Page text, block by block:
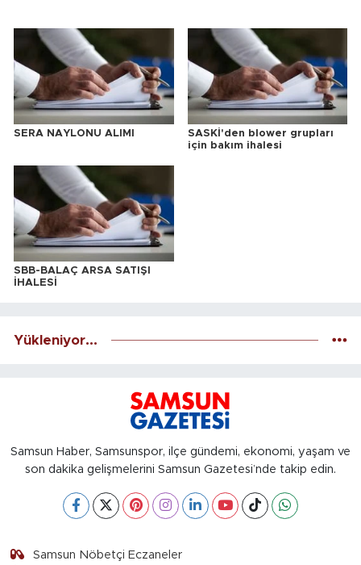
SERA NAYLONU ALIMI
SASKİ'den blower grupları
için bakım ihalesi
SBB-BALAÇ ARSA SATIŞI
İHALESİ
Yükleniyor...
Samsun Haber, Samsunspor, ilçe gündemi, ekonomi, yaşam ve
son dakika gelişmelerini Samsun Gazetesi’nde takip edin.
Samsun Nöbetçi Eczaneler